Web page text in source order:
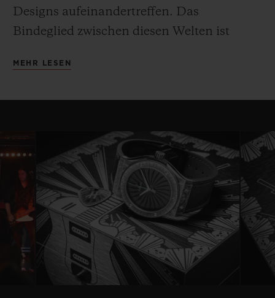
Designs aufeinandertreffen. Das
Bindeglied zwischen diesen Welten ist
abenteuerlustiger Sammler und Liebhaber
der Konzeption der Big Bang in die Nähe
von Hublot. Und bewog ihn auch dazu, sich
in das Wild-Customs-Abenteuer zu stürzen,
bei dem er sich das Ziel gesteckt hat, die E-
Gitarren-Branche zu revolutionieren.
Gemeinsam schufen Hublot und Laurent
Picciotto jetzt die Classic Fusion Wild
Customs: eine Uhr mit unverwechselbarem
MEHR LESEN